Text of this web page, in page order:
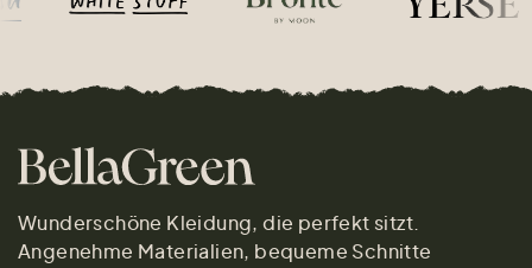
Wunderschöne Kleidung, die perfekt sitzt.
Angenehme Materialien, bequeme Schnitte